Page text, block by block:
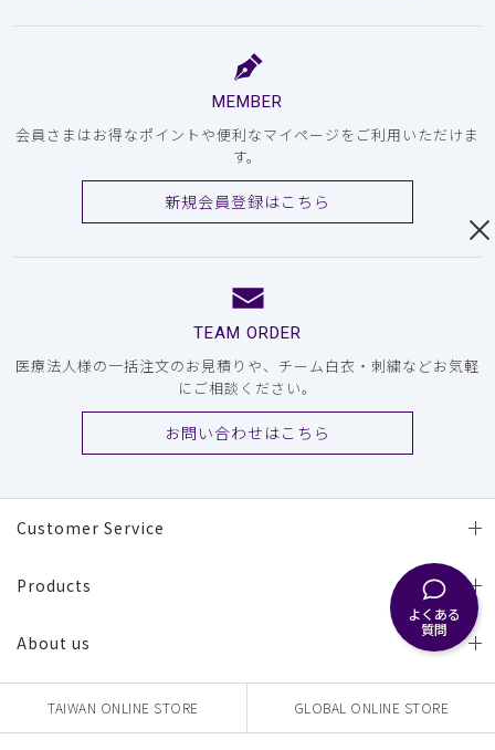
よくある
質問
MEMBER
会員さまはお得なポイントや便利なマイページをご利用いただけま
す。
新規会員登録はこちら
TEAM ORDER
医療法人様の一括注文のお見積りや、チーム白衣・刺繍などお気軽
にご相談ください。
お問い合わせはこちら
Customer Service
Products
About us
TAIWAN ONLINE STORE GLOBAL ONLINE STORE